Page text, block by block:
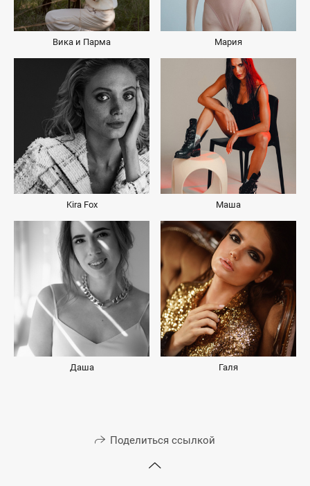
Вика и Парма Мария
Kira Fox Маша
Даша Галя
Поделиться ссылкой